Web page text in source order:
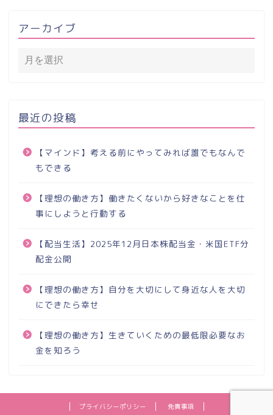
アーカイブ
最近の投稿
【マインド】考える前にやってみれば誰でもなんで
もできる
【理想の働き方】働きたくないから好きなことを仕
事にしようと行動する
【配当生活】2025年12月日本株配当金・米国ETF分
配金公開
【理想の働き方】自分を大切にして身近な人を大切
にできたら幸せ
【理想の働き方】生きていくための最低限必要なお
金を知ろう
プライバシーポリシー 免責事項